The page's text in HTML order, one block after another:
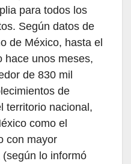
para todos los
Según datos de
de México, hasta el
hace unos meses,
de 830 mil
de
territorio nacional,
como el
con mayor
lo informó